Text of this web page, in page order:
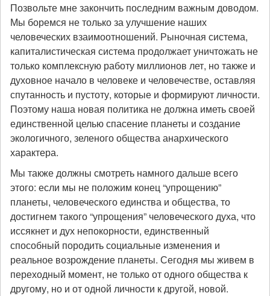
Позвольте мне закончить последним важным доводом.
Мы боремся не только за улучшение наших
человеческих взаимоотношений. Рыночная система,
капиталистическая система продолжает уничтожать не
только комплексную работу миллионов лет, но также и
духовное начало в человеке и человечестве, оставляя
спутанность и пустоту, которые и формируют личности.
Поэтому наша новая политика не должна иметь своей
единственной целью спасение планеты и создание
экологичного, зеленого общества анархического
характера.
Мы также должны смотреть намного дальше всего
этого: если мы не положим конец “упрощению”
планеты, человеческого единства и общества, то
достигнем такого “упрощения” человеческого духа, что
иссякнет и дух непокорности, единственный
способный породить социальные изменения и
реальное возрождение планеты. Сегодня мы живем в
переходный момент, не только от одного общества к
другому, но и от одной личности к другой, новой.